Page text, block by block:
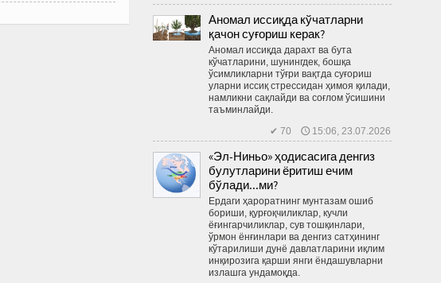
Аномал иссиқда кўчатларни
қачон суғориш керак?
Аномал иссиқда дарахт ва бута
кўчатларини, шунингдек, бошқа
ўсимликларни тўғри вақтда суғориш
уларни иссиқ стрессидан ҳимоя қилади,
намликни сақлайди ва соғлом ўсишини
таъминлайди.
✔ 70 🕔 15:06, 23.07.2026
«Эл-Ниньо» ҳодисасига денгиз
булутларини ёритиш ечим
бўлади...ми?
Ердаги ҳароратнинг мунтазам ошиб
бориши, қурғоқчиликлар, кучли
ёғингарчиликлар, сув тошқинлари,
ўрмон ёнғинлари ва денгиз сатҳининг
кўтарилиши дунё давлатларини иқлим
инқирозига қарши янги ёндашувларни
излашга ундамоқда.